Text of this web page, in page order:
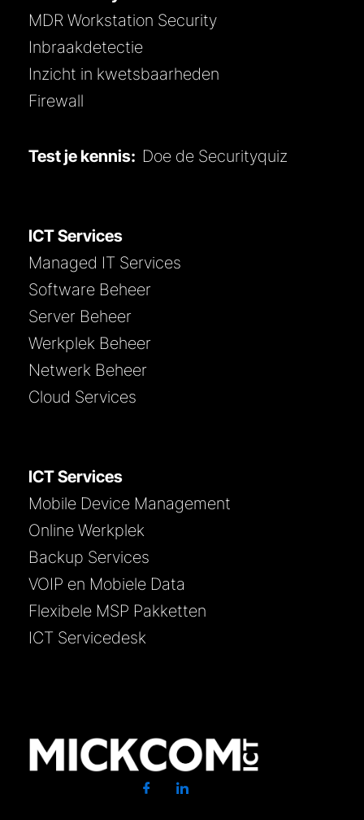
MDR Workstation Security
Inbraakdetectie
Inzicht in kwetsbaarheden
Firewall
Test je kennis: Doe de Securityquiz
ICT Services
Managed IT Services
Software Beheer
Server Beheer
Werkplek Beheer
Netwerk Beheer
Cloud Services
ICT Services
Mobile Device Management
Online Werkplek
Backup Services
VOIP en Mobiele Data
Flexibele MSP Pakketten
ICT Servicedesk